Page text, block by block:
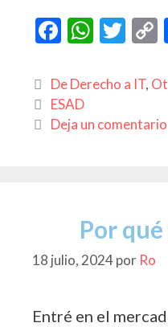
F
e
b
o
W
at
A
T
itt
Li
Categorías
De Derecho a IT,
Etiquetas
ESAD
Deja un comentario
Por
18 julio, 2024por Ro
Entré en el